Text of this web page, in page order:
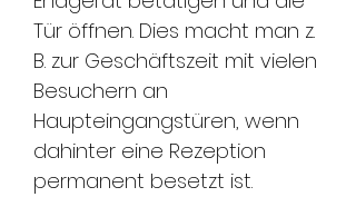
Tür öffnen. Dies macht man z.
B. zur Geschäftszeit mit vielen
Besuchern an
Haupteingangstüren, wenn
dahinter eine Rezeption
permanent besetzt ist.